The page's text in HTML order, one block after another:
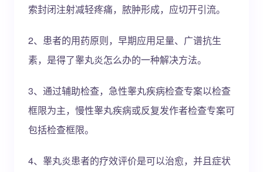
索封闭注射减轻疼痛，脓肿形成，应切开引流。
2、患者的用药原则，早期应用足量、广谱抗生
素，是得了睾丸炎怎么办的一种解决方法。
3、通过辅助检查，急性睾丸疾病检查专案以检查
框限为主，慢性睾丸疾病或反复发作者检查专案可
包括检查框限。
4、睾丸炎患者的疗效评价是可以治愈，并且症状